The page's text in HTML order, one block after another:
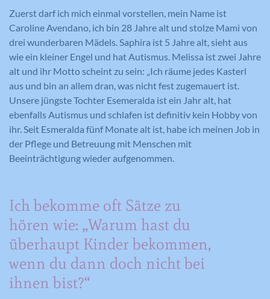
Zuerst darf ich mich einmal vorstellen, mein Name ist
Caroline Avendano, ich bin 28 Jahre alt und stolze Mami von
drei wunderbaren Mädels. Saphira ist 5 Jahre alt, sieht aus
wie ein kleiner Engel und hat Autismus. Melissa ist zwei Jahre
alt und ihr Motto scheint zu sein: „Ich räume jedes Kasterl
aus und bin an allem dran, was nicht fest zugemauert ist.
Unsere jüngste Tochter Esemeralda ist ein Jahr alt, hat
ebenfalls Autismus und schlafen ist definitiv kein Hobby von
ihr. Seit Esmeralda fünf Monate alt ist, habe ich meinen Job in
der Pflege und Betreuung mit Menschen mit
Beeinträchtigung wieder aufgenommen.
Ich bekomme oft Sätze zu
hören wie: „Warum hast du
überhaupt Kinder bekommen,
wenn du dann doch nicht bei
ihnen bist?“